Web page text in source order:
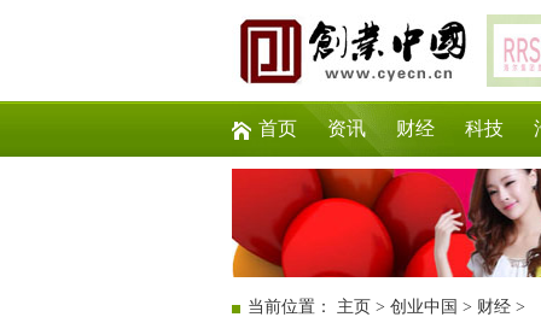
首页 资讯 财经 科技
当前位置： 主页 > 创业中国 > 财经 >